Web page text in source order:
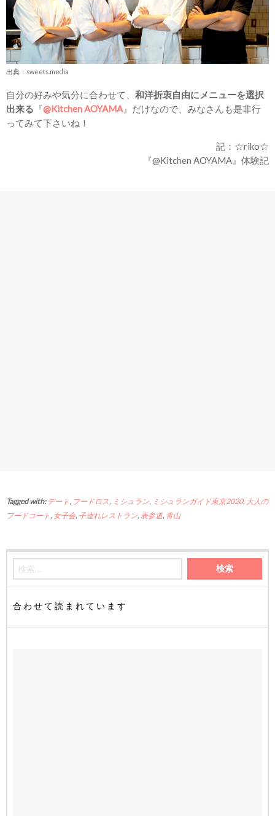
出典：sweets.media
自分の好みや気分に合わせて、 和洋折衷自由にメニューを選択
出来る 『@Kitchen AOYAMA』だけなので、みなさんも是非行
ってみて下さいね！
記：☆riko☆
『@Kitchen AOYAMA』体験記
Tagged with: デート , フードロス, ミシュラン, ミシュランガイド東京2020, 大人の
フードコート , 女子会, 子連れレストラン, 表参道, 青山
合わせて読まれています